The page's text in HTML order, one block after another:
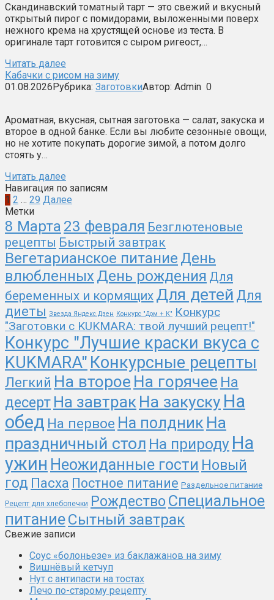
Скандинавский томатный тарт — это свежий и вкусный
открытый пирог с помидорами, выложенными поверх
нежного крема на хрустящей основе из теста. В
оригинале тарт готовится с сыром ригеост,…
Читать далее
Кабачки с рисом на зиму
01.08.2026Рубрика: ЗаготовкиАвтор: Admin 0
Ароматная, вкусная, сытная заготовка — салат, закуска и
второе в одной банке. Если вы любите сезонные овощи,
но не хотите покупать дорогие зимой, а потом долго
стоять у…
Читать далее
Навигация по записям
1 2 … 29 Далее
Метки
8 Марта 23 февраля Безглютеновые
рецепты Быстрый завтрак
Вегетарианское питание День
влюбленных День рождения Для
беременных и кормящих Для детей Для
диеты Звезда Яндекс.Дзен Конкурс "Дом + К" Конкурс
"Заготовки с KUKMARA: твой лучший рецепт!"
Конкурс "Лучшие краски вкуса с
KUKMARA" Конкурсные рецепты
Легкий На второе На горячее На
десерт На завтрак На закуску На
обед На первое На полдник На
праздничный стол На природу На
ужин Неожиданные гости Новый
год Пасха Постное питание Раздельное питание
Рецепт для хлебопечки Рождество Специальное
питаниеСытный завтрак
Свежие записи
Соус «болоньезе» из баклажанов на зиму
Вишнёвый кетчуп
Нут с антипасти на тостах
Лечо по-старому рецепту